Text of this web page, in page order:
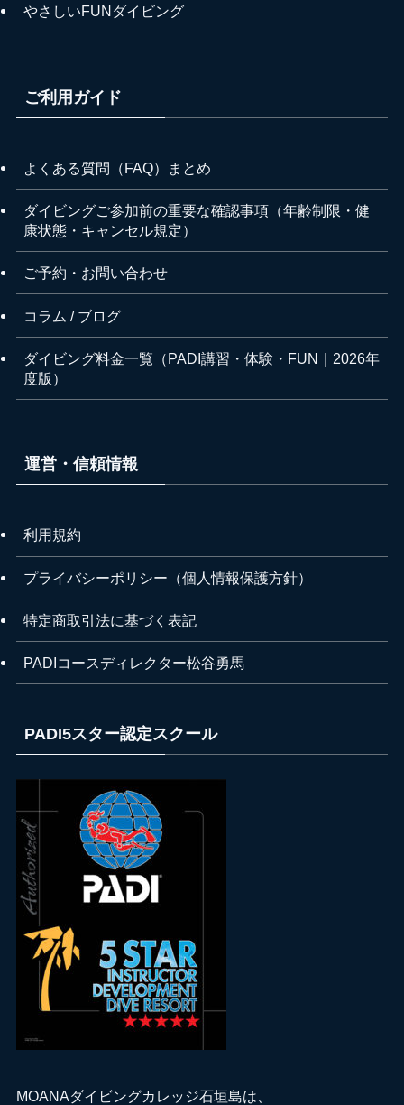
やさしいFUNダイビング
ご利用ガイド
よくある質問（FAQ）まとめ
ダイビングご参加前の重要な確認事項（年齢制限・健
康状態・キャンセル規定）
ご予約・お問い合わせ
コラム / ブログ
ダイビング料金一覧（PADI講習・体験・FUN｜2026年
度版）
運営・信頼情報
利用規約
プライバシーポリシー（個人情報保護方針）
特定商取引法に基づく表記
PADIコースディレクター松谷勇馬
PADI5スター認定スクール
MOANAダイビングカレッジ石垣島は、